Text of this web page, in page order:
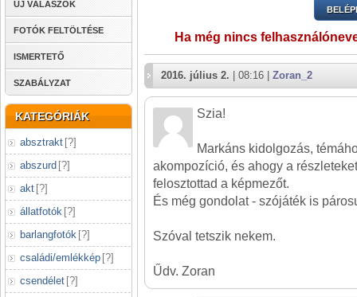
ÚJ VÁLASZOK
FOTÓK FELTÖLTÉSE
ISMERTETŐ
SZABÁLYZAT
KATEGÓRIÁK
absztrakt [?]
abszurd [?]
akt [?]
állatfotók [?]
barlangfotók [?]
családi/emlékkép [?]
csendélet [?]
Ha még nincs
2016. július 2. | 08:16 | Zoran_2
Szia!
Markáns kidolgozás,
akompozíció, és ahogy a
felosztottad a képmezőt.
És még gondolat - szójáték is
Szóval tetszik nekem.
Űdv. Zoran